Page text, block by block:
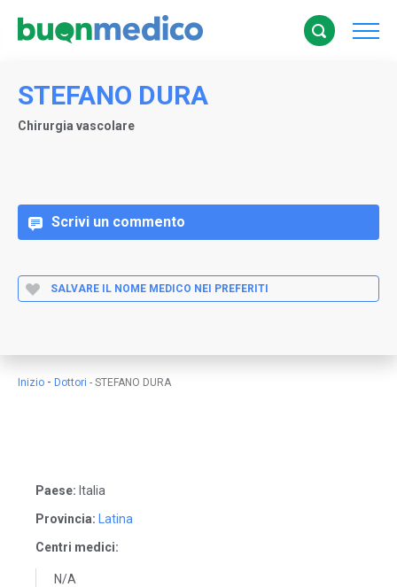
STEFANO DURA
Chirurgia vascolare
Scrivi un commento
SALVARE IL NOME MEDICO NEI PREFERITI
Inizio - Dottori - STEFANO DURA
Paese: Italia
Provincia:
Latina
Centri medici:
N/A